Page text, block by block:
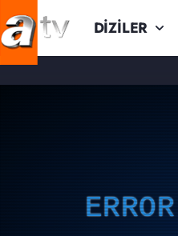
DİZİLER
ERROR